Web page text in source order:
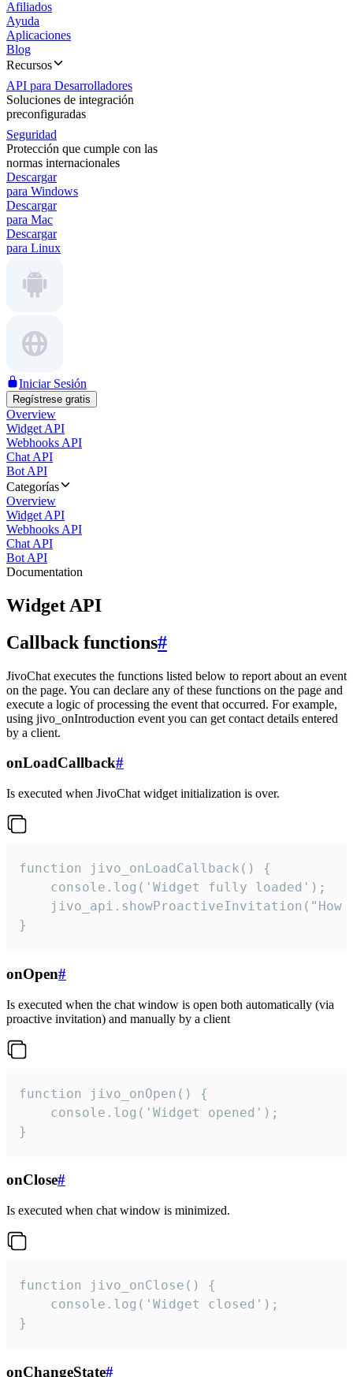
Afiliados
Ayuda
Aplicaciones
Blog
Recursos
API para Desarrolladores
Soluciones de integración
preconfiguradas
Seguridad
Protección que cumple con las
normas internacionales
Descargar
para Windows
Descargar
para Mac
Descargar
para Linux
Iniciar Sesión
Regístrese gratis
Overview
Widget API
Webhooks API
Chat API
Bot API
Categorías
Overview
Widget API
Webhooks API
Chat API
Bot API
Documentation
Widget API
Callback functions#
JivoChat executes the functions listed below to report about an event
on the page. You can declare any of these functions on the page and
execute a logic of processing the event that occurred. For example,
using jivo_onIntroduction event you can get contact details entered
by a client.
onLoadCallback#
Is executed when JivoChat widget initialization is over.
function jivo_onLoadCallback() {
    console.log('Widget fully loaded');
jivo_api.showProactiveInvitation("How
}
onOpen#
Is executed when the chat window is open both automatically (via
proactive invitation) and manually by a client
function jivo_onOpen() {
    console.log('Widget opened');
}
onClose#
Is executed when chat window is minimized.
function jivo_onClose() {
    console.log('Widget closed');
}
onChangeState#